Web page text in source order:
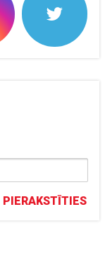
PIERAKSTĪTIES